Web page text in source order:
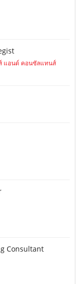
แอนด์ คอนซัลแทนส์
Consultant